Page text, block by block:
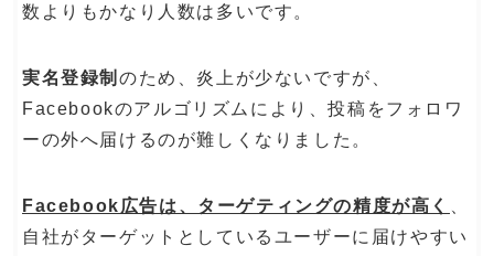
数よりもかなり人数は多いです。
実名登録制 のため、炎上が少ないですが、
Facebookのアルゴリズムにより、投稿をフォロワ
ーの外へ届けるのが難しくなりました。
Facebook広告は、ターゲティングの精度が高く
自社がターゲットとしているユーザーに届けやすい